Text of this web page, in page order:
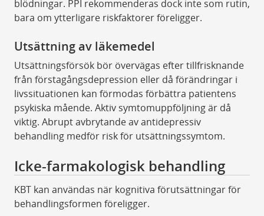
blödningar. PPI rekommenderas dock inte som rutin,
bara om ytterligare riskfaktorer föreligger.
Utsättning av läkemedel
Utsättningsförsök bör övervägas efter tillfrisknande
från förstagångsdepression eller då förändringar i
livssituationen kan förmodas förbättra patientens
psykiska mående. Aktiv symtomuppföljning är då
viktig. Abrupt avbrytande av antidepressiv
behandling medför risk för utsättningssymtom.
Icke-farmakologisk behandling
KBT kan användas när kognitiva förutsättningar för
behandlingsformen föreligger.